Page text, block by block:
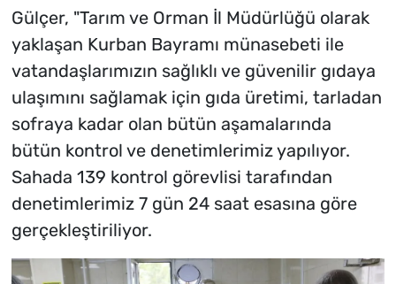
Gülçer, "Tarım ve Orman İl Müdürlüğü olarak
yaklaşan Kurban Bayramı münasebeti ile
vatandaşlarımızın sağlıklı ve güvenilir gıdaya
ulaşımını sağlamak için gıda üretimi, tarladan
sofraya kadar olan bütün aşamalarında
bütün kontrol ve denetimlerimiz yapılıyor.
Sahada 139 kontrol görevlisi tarafından
denetimlerimiz 7 gün 24 saat esasına göre
gerçekleştiriliyor.